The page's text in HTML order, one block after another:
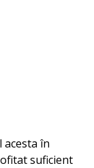
în
suficient